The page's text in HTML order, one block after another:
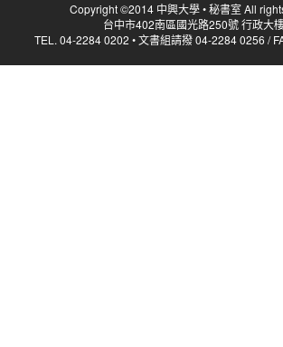
Copyright ©2014 中興大學 • 秘書室 All
台中市402南區國光路250號 行政大
TEL. 04-2284 0202 • 文書組請撥 04-2284 0256 /